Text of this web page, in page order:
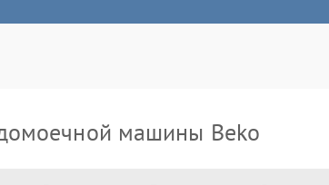
машины Beko